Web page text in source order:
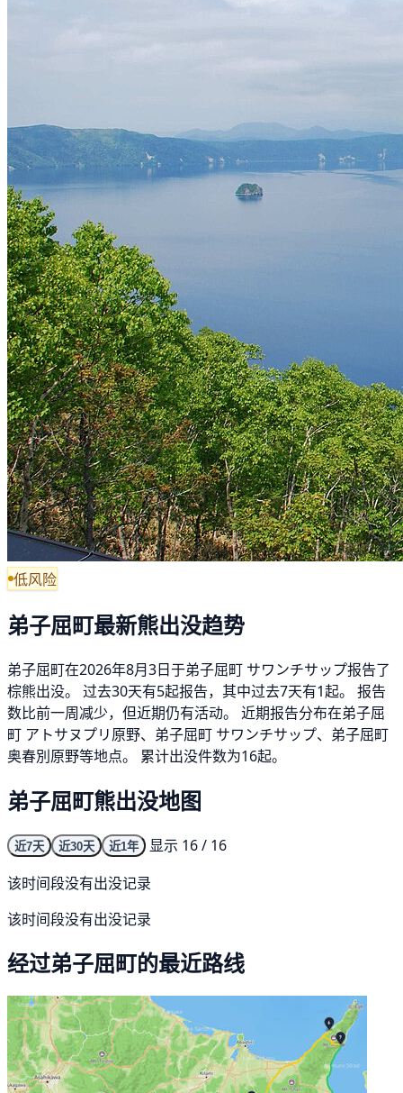
低风险
弟子屈町最新熊出没趋势
弟子屈町在2026年8月3日于弟子屈町 サワンチサップ报告了
棕熊出没。 过去30天有5起报告，其中过去7天有1起。 报告
数比前一周减少，但近期仍有活动。 近期报告分布在弟子屈
町 アトサヌプリ原野、弟子屈町 サワンチサップ、弟子屈町
奥春別原野等地点。 累计出没件数为16起。
弟子屈町熊出没地图
近7天 近30天 近1年
显示 16 / 16
该时间段没有出没记录
该时间段没有出没记录
经过弟子屈町的最近路线